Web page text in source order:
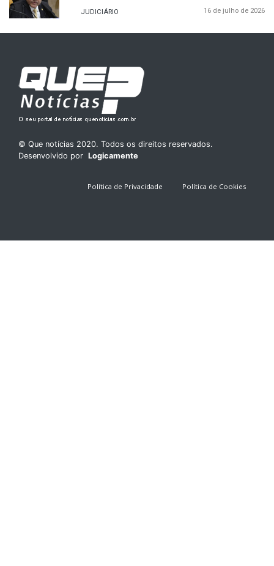
JUDICIÁRIO 16 de julho de 2026
© Que notícias 2020. Todos os direitos reservados.
Desenvolvido por Logicamente
Política de Privacidade Política de Cookies